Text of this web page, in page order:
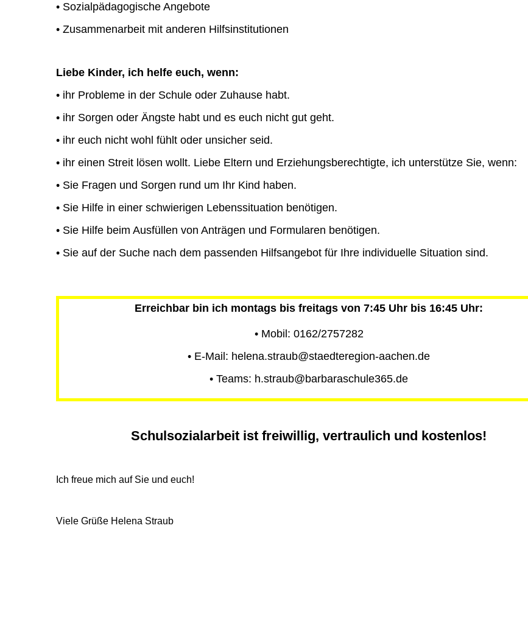
• Sozialpädagogische Angebote
• Zusammenarbeit mit anderen Hilfsinstitutionen
Liebe Kinder, ich helfe euch, wenn:
• ihr Probleme in der Schule oder Zuhause habt.
• ihr Sorgen oder Ängste habt und es euch nicht gut geht.
• ihr euch nicht wohl fühlt oder unsicher seid.
• ihr einen Streit lösen wollt. Liebe Eltern und Erziehungsberechtigte, ich unterstütze Sie, wenn:
• Sie Fragen und Sorgen rund um Ihr Kind haben.
• Sie Hilfe in einer schwierigen Lebenssituation benötigen.
• Sie Hilfe beim Ausfüllen von Anträgen und Formularen benötigen.
• Sie auf der Suche nach dem passenden Hilfsangebot für Ihre individuelle Situation sind.
Erreichbar bin ich montags bis freitags von 7:45 Uhr bis 16:45 Uhr:
• Mobil: 0162/2757282
• E-Mail: helena.straub@staedteregion-aachen.de
• Teams: h.straub@barbaraschule365.de
Schulsozialarbeit ist freiwillig, vertraulich und kostenlos!
Ich freue mich auf Sie und euch!
Viele Grüße Helena Straub